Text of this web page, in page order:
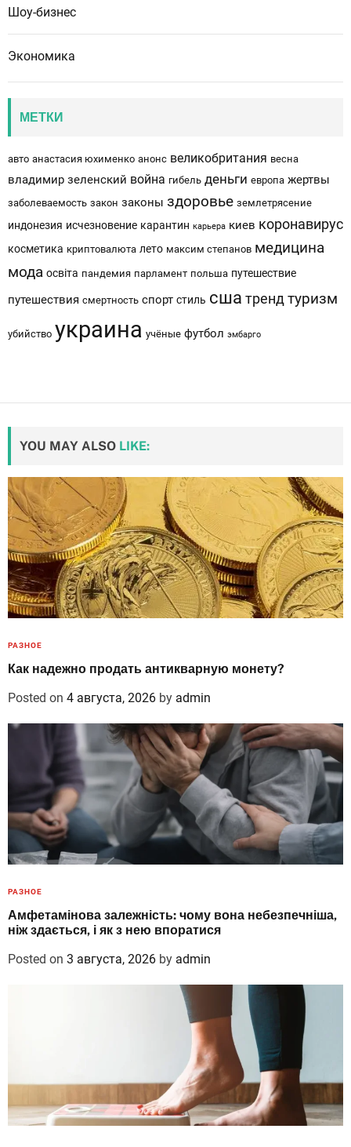
Шоу-бизнес
Экономика
МЕТКИ
авто анастасия юхименко анонс великобритания весна
владимир зеленский война гибель деньги европа жертвы
заболеваемость закон законы здоровье землетрясение
индонезия исчезновение карантин карьера киев коронавирус
косметика криптовалюта лето максим степанов медицина
мода освіта пандемия парламент польша путешествие
путешествия смертность спорт стиль сша тренд туризм
убийство украина учёные футбол эмбарго
YOU MAY ALSO LIKE:
РАЗНОЕ
Как надежно продать антикварную монету?
Posted on 4 августа, 2026 by admin
РАЗНОЕ
Амфетамінова залежність: чому вона небезпечніша,
ніж здається, і як з нею впоратися
Posted on 3 августа, 2026 by admin